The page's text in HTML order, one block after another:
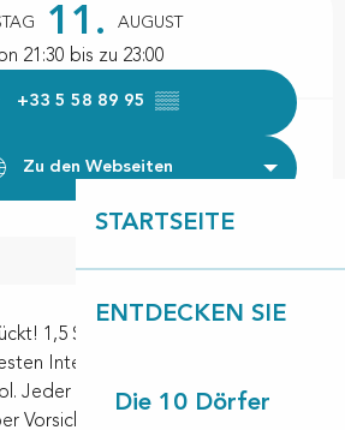
STARTSEITE
ENTDECKEN SIE
Die 10 Dörfer
11. AUGUST
21:30 bis zu 23:00
+33 5 58 89 95 ▒▒
Zu den Webseiten
1,5 Stunden Lachen mit den
Intervillespielen rund um
Jeder kann mitmachen und in die
Vorsicht, manche Kühe gehen